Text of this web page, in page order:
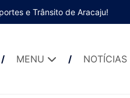
e Trânsito de Aracaju!
MENU NOTÍCIAS